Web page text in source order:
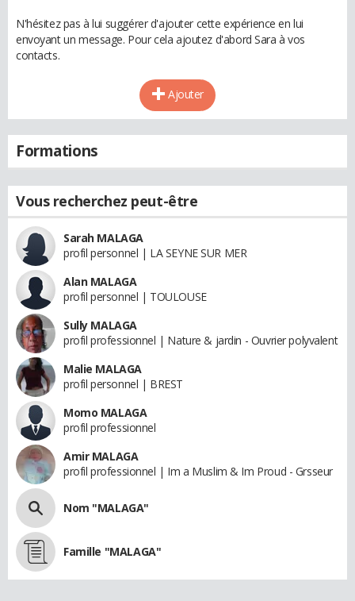
N'hésitez pas à lui suggérer d'ajouter cette expérience en lui
envoyant un message. Pour cela ajoutez d'abord Sara à vos
contacts.
Ajouter
Formations
Vous recherchez peut-être
Sarah MALAGA
profil personnel | LA SEYNE SUR MER
Alan MALAGA
profil personnel | TOULOUSE
Sully MALAGA
profil professionnel | Nature & jardin - Ouvrier polyvalent
Malie MALAGA
profil personnel | BREST
Momo MALAGA
profil professionnel
Amir MALAGA
profil professionnel | Im a Muslim & Im Proud - Grsseur
Nom "MALAGA"
Famille "MALAGA"